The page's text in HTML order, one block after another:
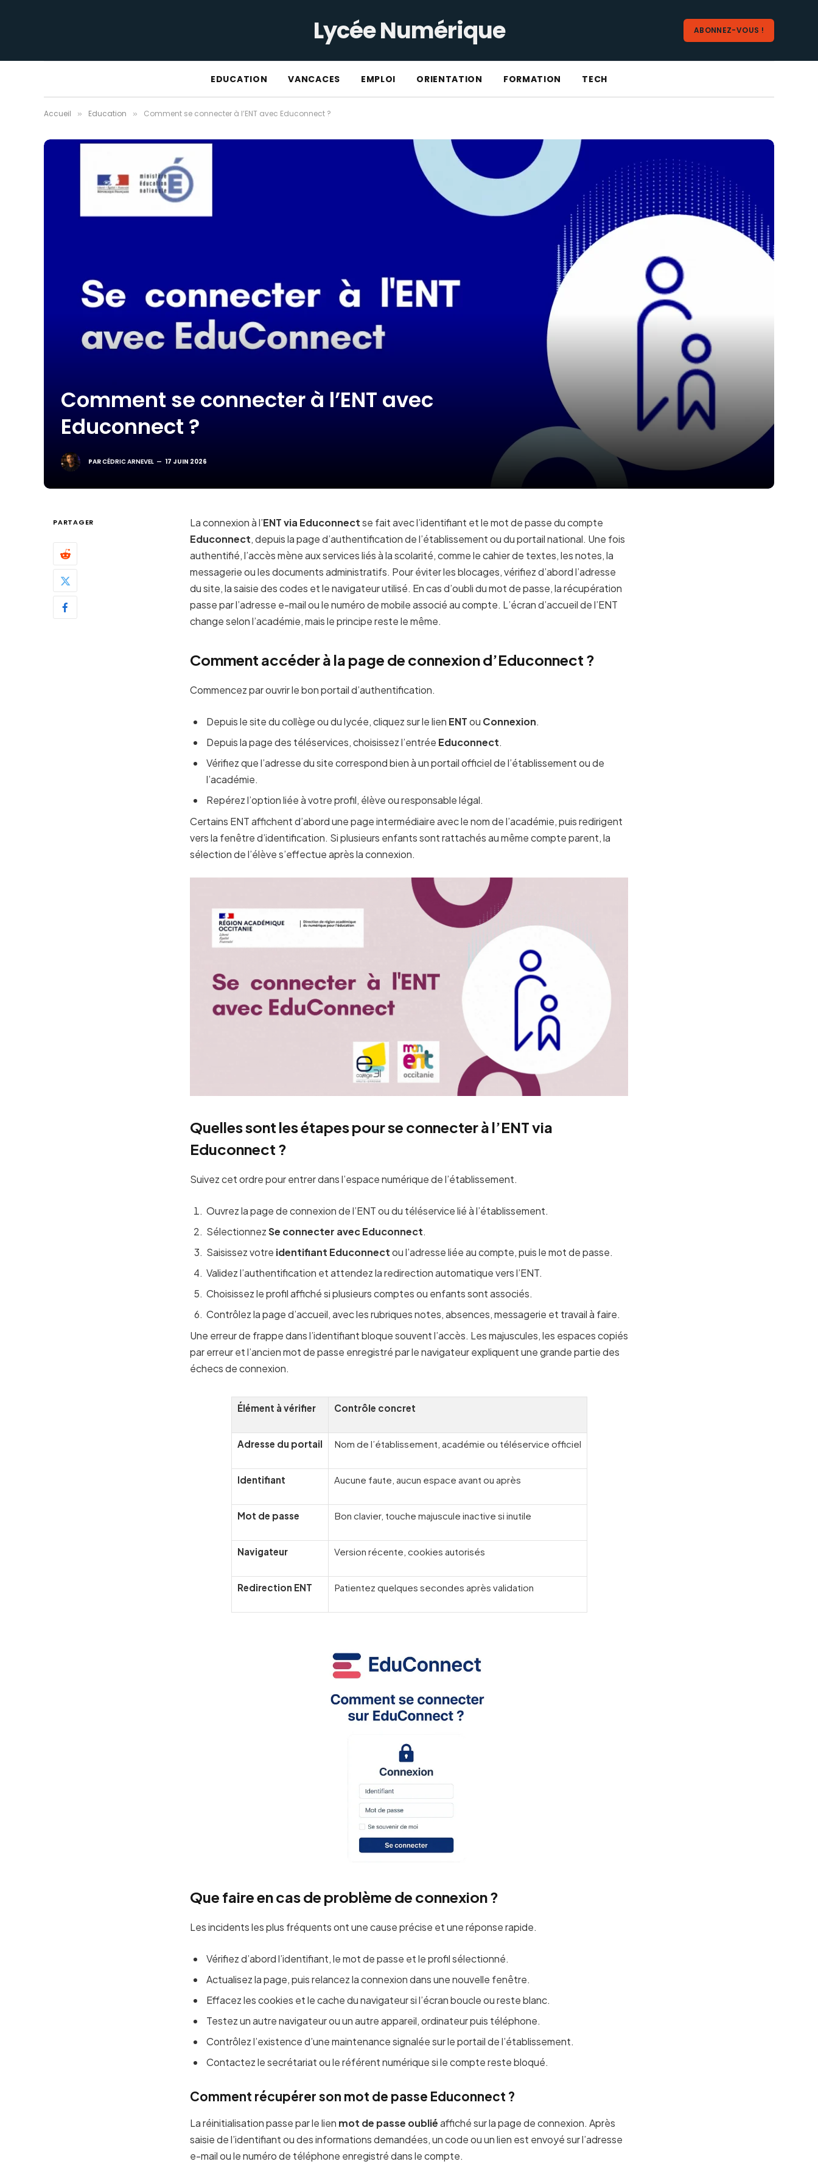
Lycée Numérique ABONNEZ-VOUS !
EDUCATION VANCACES EMPLOI ORIENTATION FORMATION TECH
Accueil » Education » Comment se connecter à l’ENT avec Educonnect ?
Comment se connecter à l’ENT avec
Educonnect ?
PARCÉDRIC ARNEVEL 17 JUIN 2026
PARTAGER La connexion à l’ENT via Educonnectse fait avec l’identifiant et le mot de passe du compte
Educonnect, depuis la page d’authentification de l’établissement ou du portail national. Une fois
authentifié, l’accès mène aux services liés à la scolarité, comme le cahier de textes, les notes, la
messagerie ou les documents administratifs. Pour éviter les blocages, vérifiez d’abord l’adresse
du site, la saisie des codes et le navigateur utilisé. En cas d’oubli du mot de passe, la récupération
passe par l’adresse e-mail ou le numéro de mobile associé au compte. L’écran d’accueil de l’ENT
change selon l’académie, mais le principe reste le même.
Comment accéder à la page de connexion d’Educonnect ?
Commencez par ouvrir le bon portail d’authentification.
Depuis le site du collège ou du lycée, cliquez sur le lien ENTou Connexion.
Depuis la page des téléservices, choisissez l’entrée Educonnect.
Vérifiez que l’adresse du site correspond bien à un portail officiel de l’établissement ou de
l’académie.
Repérez l’option liée à votre profil, élève ou responsable légal.
Certains ENT affichent d’abord une page intermédiaire avec le nom de l’académie, puis redirigent
vers la fenêtre d’identification. Si plusieurs enfants sont rattachés au même compte parent, la
sélection de l’élève s’effectue après la connexion.
Quelles sont les étapes pour se connecter à l’ENT via
Educonnect ?
Suivez cet ordre pour entrer dans l’espace numérique de l’établissement.
Ouvrez la page de connexion de l’ENT ou du téléservice lié à l’établissement.
SélectionnezSe connecter avec Educonnect.
Saisissez votre identifiant Educonnectou l’adresse liée au compte, puis le mot de passe.
Validez l’authentification et attendez la redirection automatique vers l’ENT.
Choisissez le profil affiché si plusieurs comptes ou enfants sont associés.
Contrôlez la page d’accueil, avec les rubriques notes, absences, messagerie et travail à faire.
Une erreur de frappe dans l’identifiant bloque souvent l’accès. Les majuscules, les espaces copiés
par erreur et l’ancien mot de passe enregistré par le navigateur expliquent une grande partie des
échecs de connexion.
Élément à vérifier Contrôle concret
Adresse du portail Nom de l’établissement, académie ou téléservice officiel
Identifiant Aucune faute, aucun espace avant ou après
Mot de passe Bon clavier, touche majuscule inactive si inutile
Navigateur Version récente, cookies autorisés
Redirection ENT Patientez quelques secondes après validation
Que faire en cas de problème de connexion ?
Les incidents les plus fréquents ont une cause précise et une réponse rapide.
Vérifiez d’abord l’identifiant, le mot de passe et le profil sélectionné.
Actualisez la page, puis relancez la connexion dans une nouvelle fenêtre.
Effacez les cookies et le cache du navigateur si l’écran boucle ou reste blanc.
Testez un autre navigateur ou un autre appareil, ordinateur puis téléphone.
Contrôlez l’existence d’une maintenance signalée sur le portail de l’établissement.
Contactez le secrétariat ou le référent numérique si le compte reste bloqué.
Comment récupérer son mot de passe Educonnect ?
La réinitialisation passe par le lien mot de passe oubliéaffiché sur la page de connexion. Après
saisie de l’identifiant ou des informations demandées, un code ou un lien est envoyé sur l’adresse
e-mail ou le numéro de téléphone enregistré dans le compte.